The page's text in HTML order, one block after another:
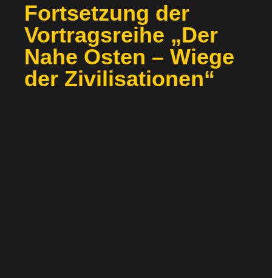
Fortsetzung der
Vortragsreihe „Der
Nahe Osten – Wiege
der Zivilisationen“